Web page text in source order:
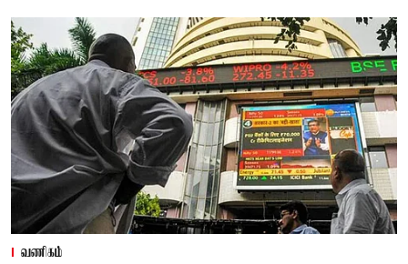
வணிகம்